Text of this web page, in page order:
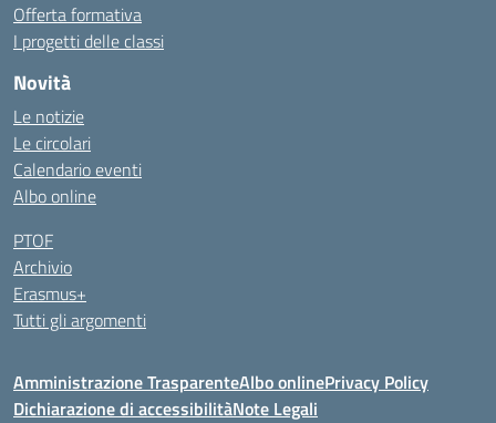
Offerta formativa
I progetti delle classi
Novità
Le notizie
Le circolari
Calendario eventi
Albo online
PTOF
Archivio
Erasmus+
Tutti gli argomenti
Amministrazione TrasparenteAlbo onlinePrivacy Policy
Dichiarazione di accessibilitàNote Legali